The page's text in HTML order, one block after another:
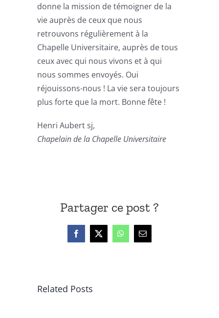
donne la mission de témoigner de la
vie auprès de ceux que nous
retrouvons régulièrement à la
Chapelle Universitaire, auprès de tous
ceux avec qui nous vivons et à qui
nous sommes envoyés. Oui
réjouissons-nous ! La vie sera toujours
plus forte que la mort. Bonne fête !
Henri Aubert sj,
Chapelain de la Chapelle Universitaire
Partager ce post ?
Facebook
X WhatsAppEmail
Related Posts